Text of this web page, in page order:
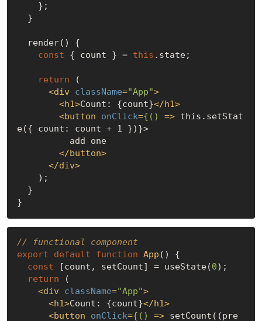
const { count } = this .state;
return (
<div className="App">
<h1>Count: {count}</h1>
<button onClick={() => this.setStat
e({ count: count + 1 })}>
</button>
</div>
// functional component
export
default function App ( ) {
const [count, setCount] = useState(0);
return (
<div className="App">
<h1>Count: {count}</h1>
<button onClick={() => setCount((pre